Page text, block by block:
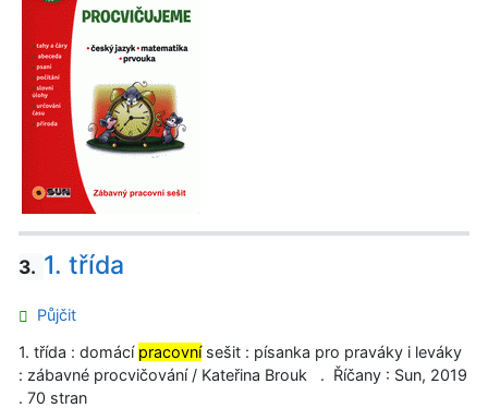
3. 1. třída
Půjčit
1. třída : domácí pracovnísešit : písanka pro praváky i leváky
: zábavné procvičování / Kateřina Brouk . Říčany : Sun, 2019
. 70 stran